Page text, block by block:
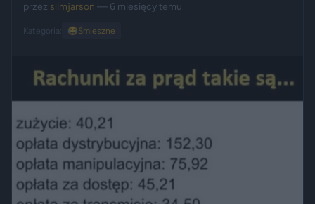
przez slimjarson — 6 miesięcy temu
Kategoria: 😂Śmieszne